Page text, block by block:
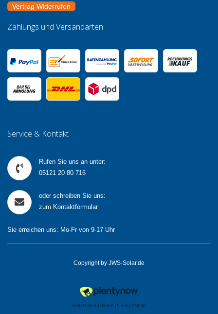
Vertrag Widerrufen
Zahlungs und Versandarten
Service & Kontakt
Rufen Sie uns an unter:
05121 20 80 716
oder schreiben Sie uns:
zum Kontaktformular
Sie erreichen uns: Mo-Fr von 9-17 Uhr
Copyright by JWS-Solar.de
SHOPDESIGN BY PLENTYNOW